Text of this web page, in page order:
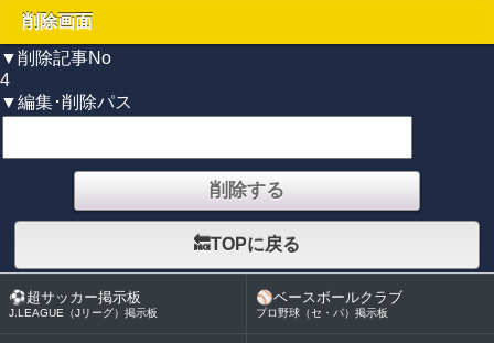
削除画面
▼削除記事No
4
▼編集･削除パス
🔙TOPに戻る
⚽超サッカー掲示板
J.LEAGUE（Jリーグ）掲示板
⚾ベースボールクラブ
プロ野球（セ・パ）掲示板